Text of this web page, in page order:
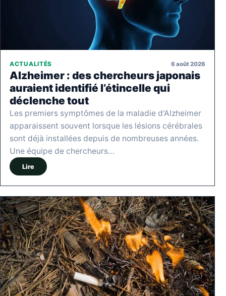
ACTUALITÉS 6 août 2026
Alzheimer : des chercheurs japonais
auraient identifié l’étincelle qui
déclenche tout
Les premiers symptômes de la maladie d'Alzheimer
apparaissent souvent lorsque les lésions cérébrales
sont déjà installées depuis de nombreuses années.
Une équipe de chercheurs…
Lire